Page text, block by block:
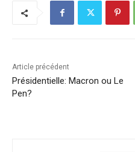
n
p
p
Article précédent
Présidentielle: Macron ou Le
Pen?